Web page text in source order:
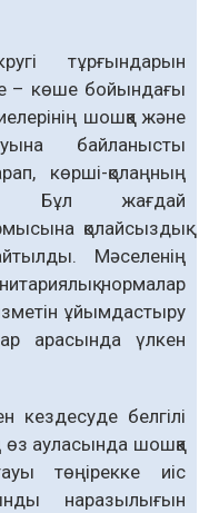
тұрғындарын
– көше бойындағы
шошқа және
бай­ланысты
көрші-қолаңның
Бұл жағдай
қолайсыздық
Мәсе­ленің
нормалар
ұйымдастыру
арасында үлкен
белгілі
өз ауласында шошқа
төңірекке иіс
наразылығын